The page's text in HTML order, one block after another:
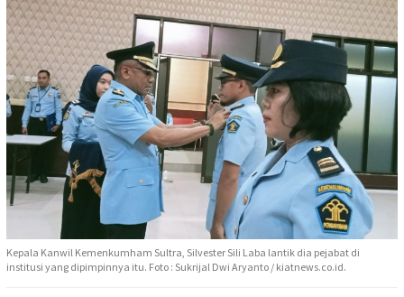
Kepala Kanwil Kemenkumham Sultra, Silvester Sili Laba lantik dia pejabat di
institusi yang dipimpinnya itu. Foto : Sukrijal Dwi Aryanto / kiatnews.co.id.